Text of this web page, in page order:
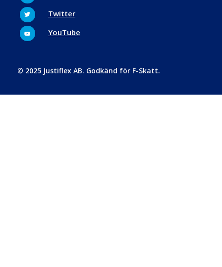
Twitter Twitter
Youtube YouTube
© 2025 Justiflex AB. Godkänd för F-Skatt.